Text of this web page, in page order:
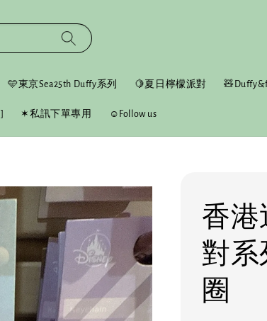
🩵東京Sea25th Duffy系列 🍋夏日檸檬派對
✶私訊下單專用 ☺︎Follow us
香港
對系
圈